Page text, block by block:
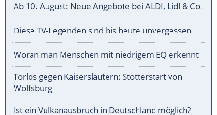
Ab 10. August: Neue Angebote bei ALDI, Lidl & Co.
Diese TV-Legenden sind bis heute unvergessen
Woran man Menschen mit niedrigem EQ erkennt
Torlos gegen Kaiserslautern: Stotterstart von
Wolfsburg
Ist ein Vulkanausbruch in Deutschland möglich?